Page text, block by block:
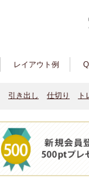
レイアウト例
引き出し 仕切り ト